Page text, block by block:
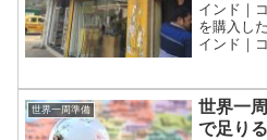
インド｜
を購入し
インド｜
とSIM購
うになる
ていたけ
世界一周準備
世界一
で足り